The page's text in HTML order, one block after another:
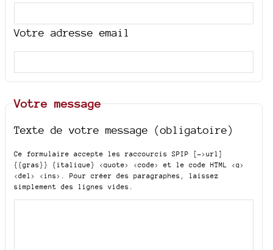
Votre adresse email
Votre message
Texte de votre message (obligatoire)
Ce formulaire accepte les raccourcis SPIP
[->url]
{{gras}} {italique} <quote> <code>
et le code HTML <q>
<del> <ins>
. Pour créer des paragraphes, laissez
simplement des lignes vides.